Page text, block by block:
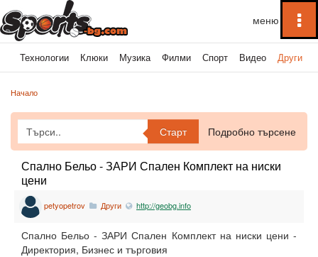
Технологии Клюки Музика Филми Спорт Видео Други
Начало
Старт Подробно търсене
Спално Бельо - ЗАРИ Спален Комплект на ниски
цени
petyopetrov Други http://geobg.info
Спално Бельо - ЗАРИ Спален Комплект на ниски цени -
Директория, Бизнес и търговия